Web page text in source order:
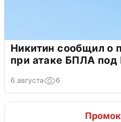
Никитин сообщил о
при атаке БПЛА под
6 августа 6